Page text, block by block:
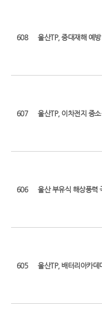
608 울산TP, 중대재해 예
607 울산TP, 이차전지 중
606 울산 부유식 해상풍력
605 울산TP, 배터리아카